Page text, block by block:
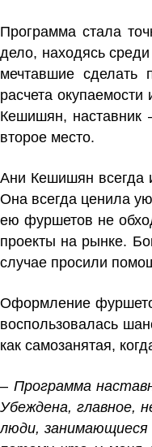
Программа стала
дело, находясь
мечтавшие сделать
расчета
Кешишян, наставник
второе место.
Ани Кешишян всегда
Она всегда ценила
ею фуршетов не
проекты на рынке.
случае просили
Оформление
воспользовалась
как самозанятая,
– Программа
Убеждена, главное,
люди, занимающиеся